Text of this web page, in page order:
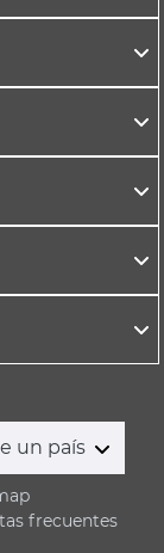
un país
frecuentes